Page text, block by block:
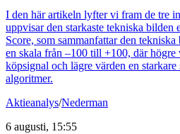
I den här artikeln lyfter vi fram de tre
uppvisar den starkaste tekniska bilden
Score, som sammanfattar den
en skala från –100 till +100, där högre
köpsignal och lägre värden en
algoritmer.
Aktieanalys/Nederman
6 augusti, 15:55